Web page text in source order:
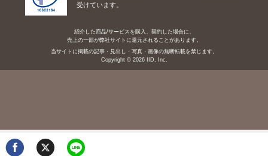
受けています。
紹介した商品/サービスを購入、契約した場合に、
売上の一部が弊社サイトに還元されることがあります。
当サイトに掲載の記事・見出し・写真・画像の無断転載を禁じます。
Copyright © 2026 IID, Inc.